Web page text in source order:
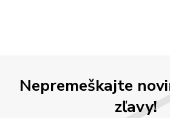
Nepremeškajte
zľavy!